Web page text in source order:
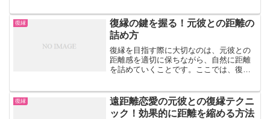
でしょう。この記事では、復縁を考える
女性が期間限定の中でどうや...
復縁
復縁の鍵を握る！元彼との距離の
詰め方
復縁を目指す際に大切なのは、元彼との
距離感を適切に保ちながら、自然に距離
を詰めていくことです。ここでは、復縁
前の準備自分磨きを怠らない復縁を目指
す前に、まずは自分自身を...
復縁
遠距離恋愛の元彼との復縁テクニ
ック！効果的に距離を縮める方法